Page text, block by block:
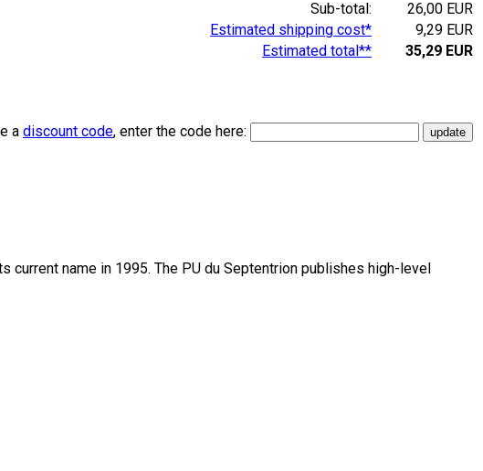
Sub-total:
26,00 EUR
Estimated shipping cost*
9,29 EUR
Estimated total**
35,29 EUR
a discount code, enter the code here:
name in 1995. The PU du Septentrion publishes high-level